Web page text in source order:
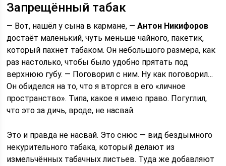
Запрещённый табак
— Вот, нашёл у сына в кармане, —Антон Никифоров
достаёт маленький, чуть меньше чайного, пакетик,
который пахнет табаком. Он небольшого размера, как
раз настолько, чтобы было удобно прятать под
верхнюю губу. — Поговорил с ним. Ну как поговорил…
Он обиделся на то, что я вторгся в его «личное
пространство». Типа, какое я имею право. Погуглил,
что это за дичь, вроде, не насвай.
Это и правда не насвай. Это снюс — вид бездымного
некурительного табака, который делают из
измельчённых табачных листьев. Туда же добавляют